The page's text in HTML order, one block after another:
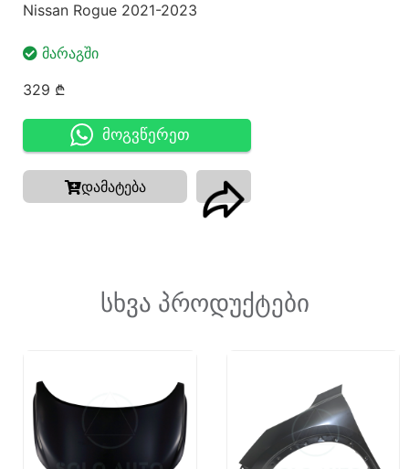
Nissan Rogue 2021-2023
ᲛᲐᲠᲐᲒᲨᲘ
329 ₾
მოგვწერეთ
დამატება
სხვა პროდუქტები